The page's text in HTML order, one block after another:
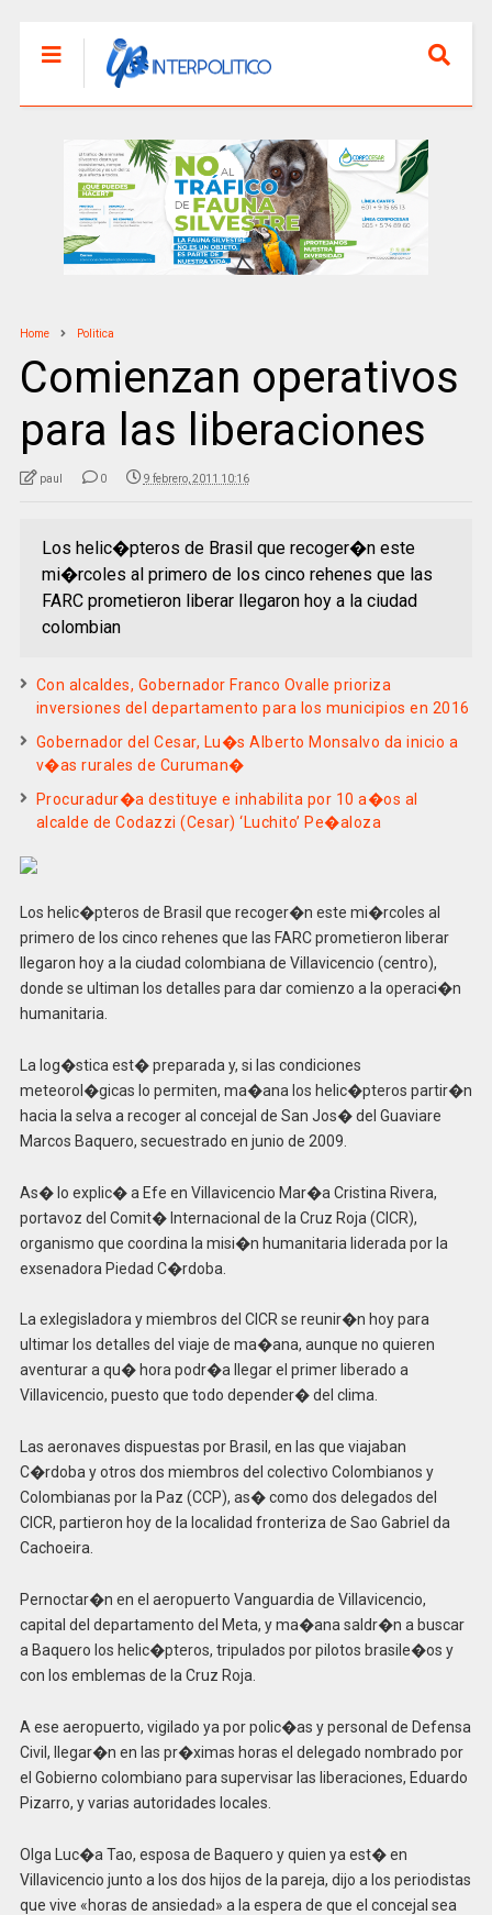
Home Politica
Comienzan operativos
para las liberaciones
paul 0 9 febrero, 2011 10:16
Los helic�pteros de Brasil que recoger�n este
mi�rcoles al primero de los cinco rehenes que las
FARC prometieron liberar llegaron hoy a la ciudad
colombian
Con alcaldes, Gobernador Franco Ovalle prioriza
inversiones del departamento para los municipios en 2016
Gobernador del Cesar, Lu�s Alberto Monsalvo da inicio a
v�as rurales de Curuman�
Procuradur�a destituye e inhabilita por 10 a�os al
alcalde de Codazzi (Cesar) ‘Luchito’ Pe�aloza
Los helic�pteros de Brasil que recoger�n este mi�rcoles al
primero de los cinco rehenes que las FARC prometieron liberar
llegaron hoy a la ciudad colombiana de Villavicencio (centro),
donde se ultiman los detalles para dar comienzo a la operaci�n
humanitaria.
La log�stica est� preparada y, si las condiciones
meteorol�gicas lo permiten, ma�ana los helic�pteros partir�n
hacia la selva a recoger al concejal de San Jos� del Guaviare
Marcos Baquero, secuestrado en junio de 2009.
As� lo explic� a Efe en Villavicencio Mar�a Cristina Rivera,
portavoz del Comit� Internacional de la Cruz Roja (CICR),
organismo que coordina la misi�n humanitaria liderada por la
exsenadora Piedad C�rdoba.
La exlegisladora y miembros del CICR se reunir�n hoy para
ultimar los detalles del viaje de ma�ana, aunque no quieren
aventurar a qu� hora podr�a llegar el primer liberado a
Villavicencio, puesto que todo depender� del clima.
Las aeronaves dispuestas por Brasil, en las que viajaban
C�rdoba y otros dos miembros del colectivo Colombianos y
Colombianas por la Paz (CCP), as� como dos delegados del
CICR, partieron hoy de la localidad fronteriza de Sao Gabriel da
Cachoeira.
Pernoctar�n en el aeropuerto Vanguardia de Villavicencio,
capital del departamento del Meta, y ma�ana saldr�n a buscar
a Baquero los helic�pteros, tripulados por pilotos brasile�os y
con los emblemas de la Cruz Roja.
A ese aeropuerto, vigilado ya por polic�as y personal de Defensa
Civil, llegar�n en las pr�ximas horas el delegado nombrado por
el Gobierno colombiano para supervisar las liberaciones, Eduardo
Pizarro, y varias autoridades locales.
Olga Luc�a Tao, esposa de Baquero y quien ya est� en
Villavicencio junto a los dos hijos de la pareja, dijo a los periodistas
que vive «horas de ansiedad» a la espera de que el concejal sea